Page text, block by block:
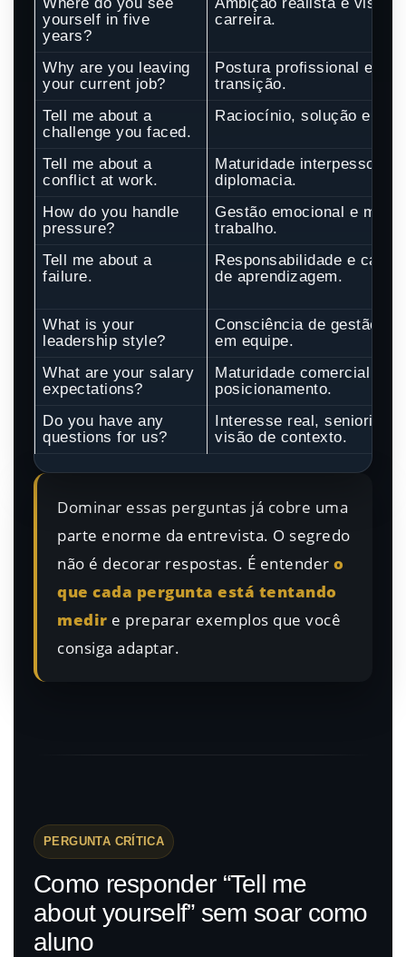
yourself in five
years?
carreira.
Why are you leaving
your current job?
Postura profissional e
transição.
Tell me about a
challenge you faced.
Raciocínio, solução e
Tell me about a
conflict at work.
Maturidade interpessoal e
diplomacia.
How do you handle
pressure?
Gestão emocional e
trabalho.
Tell me about a
failure.
Responsabilidade e
de aprendizagem.
What is your
leadership style?
Consciência de gestão e
em equipe.
What are your salary
expectations?
Maturidade comercial e
posicionamento.
Do you have any
questions for us?
Interesse real,
visão de contexto.
Dominar essas perguntas já cobre uma
parte enorme da entrevista. O segredo
não é decorar respostas. É entendero
que cada pergunta está tentando
medir e preparar exemplos que você
consiga adaptar.
PERGUNTA CRÍTICA
Como responder “Tell me
about yourself” sem soar como
aluno